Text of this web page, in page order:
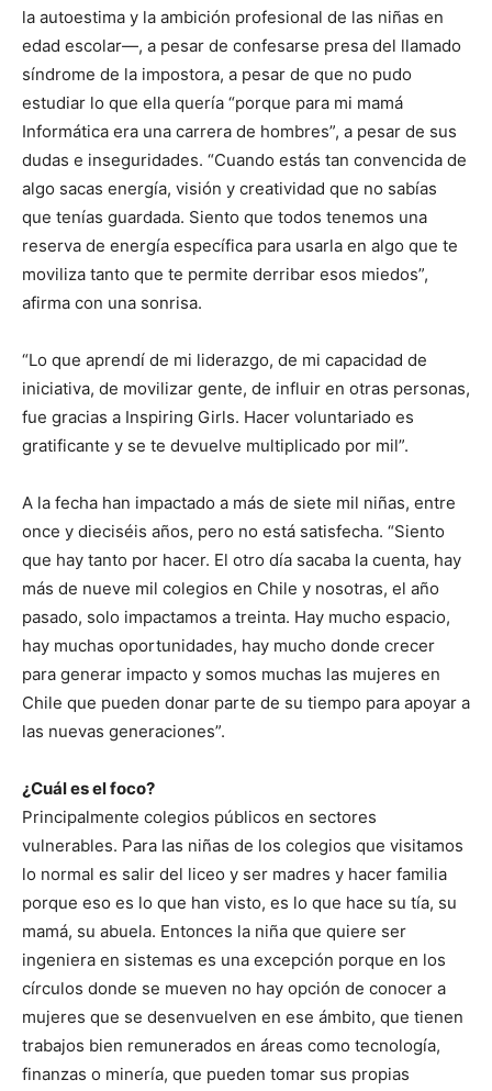
la autoestima y la ambición profesional de las niñas en
edad escolar—, a pesar de confesarse presa del llamado
síndrome de la impostora, a pesar de que no pudo
estudiar lo que ella quería “porque para mi mamá
Informática era una carrera de hombres”, a pesar de sus
dudas e inseguridades. “Cuando estás tan convencida de
algo sacas energía, visión y creatividad que no sabías
que tenías guardada. Siento que todos tenemos una
reserva de energía específica para usarla en algo que te
moviliza tanto que te permite derribar esos miedos”,
afirma con una sonrisa.
“Lo que aprendí de mi liderazgo, de mi capacidad de
iniciativa, de movilizar gente, de influir en otras personas,
fue gracias a Inspiring Girls. Hacer voluntariado es
gratificante y se te devuelve multiplicado por mil”.
A la fecha han impactado a más de siete mil niñas, entre
once y dieciséis años, pero no está satisfecha. “Siento
que hay tanto por hacer. El otro día sacaba la cuenta, hay
más de nueve mil colegios en Chile y nosotras, el año
pasado, solo impactamos a treinta. Hay mucho espacio,
hay muchas oportunidades, hay mucho donde crecer
para generar impacto y somos muchas las mujeres en
Chile que pueden donar parte de su tiempo para apoyar a
las nuevas generaciones”.
¿Cuál es el foco?
Principalmente colegios públicos en sectores
vulnerables. Para las niñas de los colegios que visitamos
lo normal es salir del liceo y ser madres y hacer familia
porque eso es lo que han visto, es lo que hace su tía, su
mamá, su abuela. Entonces la niña que quiere ser
ingeniera en sistemas es una excepción porque en los
círculos donde se mueven no hay opción de conocer a
mujeres que se desenvuelven en ese ámbito, que tienen
trabajos bien remunerados en áreas como tecnología,
finanzas o minería, que pueden tomar sus propias